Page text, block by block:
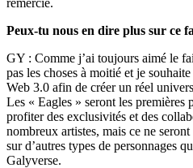
Peux-tu nous en dire plus sur ce
GY : Comme j’ai toujours aimé le
pas les choses à moitié et je
Web 3.0 afin de créer un réel
Les « Eagles » seront les premières
profiter des exclusivités et des
nombreux artistes, mais ce ne
sur d’autres types de personnages
Galyverse.